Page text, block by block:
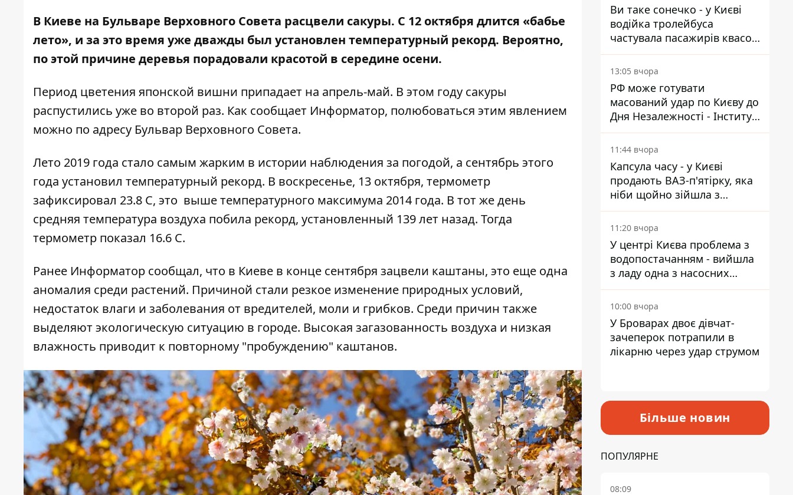
В Киеве на Бульваре Верховного Совета расцвели сакуры. С 12 октября длится «бабье
лето», и за это время уже дважды был установлен температурный рекорд. Вероятно,
по этой причине деревья порадовали красотой в середине осени.
Период цветения японской вишни припадает на апрель-май. В этом году сакуры
распустились уже во второй раз. Как сообщает Информатор, полюбоваться этим явлением
можно по адресу Бульвар Верховного Совета.
Лето 2019 года стало самым жарким в истории наблюдения за погодой, а сентябрь этого
года установил температурный рекорд. В воскресенье, 13 октября, термометр
зафиксировал 23.8 С, это выше температурного максимума 2014 года. В тот же день
средняя температура воздуха побила рекорд, установленный 139 лет назад. Тогда
термометр показал 16.6 С.
Ранее Информатор сообщал, что в Киеве в конце сентября зацвели каштаны, это еще одна
аномалия среди растений. Причиной стали резкое изменение природных условий,
недостаток влаги и заболевания от вредителей, моли и грибков. Среди причин также
выделяют экологическую ситуацию в городе. Высокая загазованность воздуха и низкая
влажность приводит к повторному "пробуждению" каштанов.
Ви таке сонечко - у Києві
водійка тролейбуса
частувала пасажирів квасом
під час знеструмлення
мережі
13:05 вчора
РФ може готувати
масований удар по Києву до
Дня Незалежності - Інститут
вивчення війни
11:44 вчора
Капсула часу - у Києві
продають ВАЗ-п'ятірку, яка
ніби щойно зійшла з
конвейєра
11:20 вчора
У центрі Києва проблема з
водопостачанням - вийшла
з ладу одна з насосних
станцій
10:00 вчора
У Броварах двоє дівчат-
зачеперок потрапили в
лікарню через удар струмом
Більше новин
ПОПУЛЯРНЕ
08:09